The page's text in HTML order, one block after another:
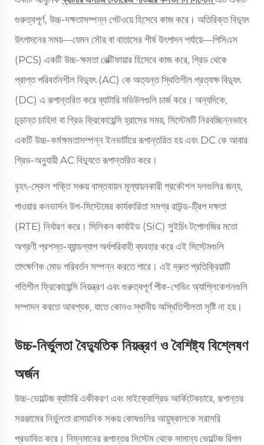
গুরুত্বপূর্ণ, উচ্চ-দক্ষতাসম্পন্ন গেটওয়ে হিসেবে কাজ করে। অতিরিক্ত বিদ্যুৎ
উৎপাদনের সময়—যেমন সৌর বা বাতাসের শীর্ষ উৎপাদন পর্যায়ে—পিসিএস
(PCS) একটি উচ্চ-ক্ষমতা রেক্টিফায়ার হিসেবে কাজ করে, গ্রিড থেকে
প্রাপ্ত পরিবর্তনশীল বিদ্যুৎ (AC) কে অত্যন্ত স্থিতিশীল প্রত্যক্ষ বিদ্যুৎ
(DC) এ রূপান্তরিত করে ব্যাটারি মডিউলগুলি চার্জ করে। অন্যদিকে,
চূড়ান্ত চাহিদা বা গ্রিড ফ্রিকোয়েন্সি হ্রাসের সময়, সিস্টেমটি নিরবচ্ছিন্নভাবে
একটি উচ্চ-কর্মক্ষমতাসম্পন্ন ইনভার্টারে রূপান্তরিত হয় এবং DC কে আবার
গ্রিড-অনুযায়ী AC বিদ্যুতে রূপান্তরিত করে।
বৃহৎ-স্কেল শক্তি সঞ্চয় বাস্তবায়ন মূল্যায়নকারী প্রকৌশল দলগুলির জন্য,
পাওয়ার কনভার্সন উপ-সিস্টেমের কার্যকারিতা সমগ্র রাউন্ড-ট্রিপ দক্ষতা
(RTE) নির্ধারণ করে। সিলিকন কার্বাইড (SiC) সুইচিং টপোলজির মতো
অগ্রণী প্রশস্ত-ব্যান্ডগ্যাপ অর্ধপরিবাহী ব্যবহার করে এই সিস্টেমগুলি
তাৎক্ষণিক মোড পরিবর্তন সম্পন্ন করতে পারে। এই দ্রুত প্রতিক্রিয়াটি
গতিশীল ফ্রিকোয়েন্সি নিয়ন্ত্রণ এবং গুরুত্বপূর্ণ পীক-শেভিং অ্যাপ্লিকেশনগুলি
সম্পাদন করতে আবশ্যক, যাতে কোনও স্থানীয় অস্থিতিশীলতা সৃষ্টি না হয়।
উচ্চ-নির্ভুলতা বৈদ্যুতিক নিয়ন্ত্রণ ও বৈশিষ্ট্য বিশ্লেষণ
অর্জন
উচ্চ-ভোল্টেজ ব্যাটারি একীকরণ এবং মাইক্রোগ্রিড আর্কিটেকচারে, রূপান্তর
সরঞ্জামের নির্ভুলতা রাসায়নিক সঞ্চয় কোষগুলির আয়ুষ্কালকে সরাসরি
প্রভাবিত করে। নিম্নমানের রূপান্তর সিস্টেম থেকে সামান্য ভোল্টেজ রিপল